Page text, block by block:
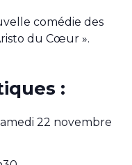
comédie des
du Cœur ».
:
22 novembre